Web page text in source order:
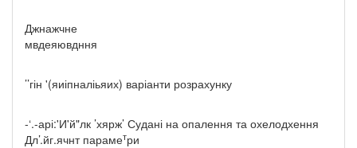
Джнажчне
мвдеяювдння
’’гін '(яиіпналіьяих) варіанти розрахунку
-‘.-арі:'И'й"лк ’хярж’ Судані на опалення та охелодхення
Дл’.йг.ячнт параметри